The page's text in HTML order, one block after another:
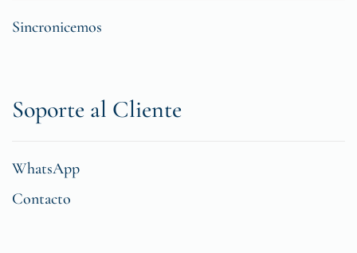
Sincronicemos
Soporte al Cliente
WhatsApp
Contacto